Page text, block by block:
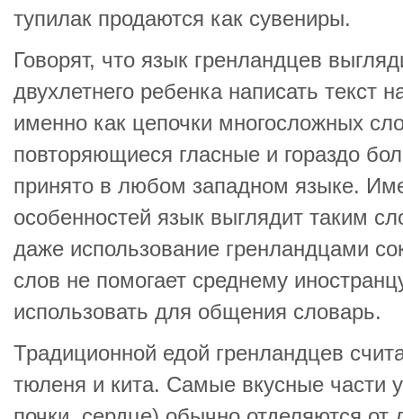
тупилак продаются как сувениры.
Говорят, что язык гренландцев
двухлетнего ребенка написать
именно как цепочки многосложных
повторяющиеся гласные и гораздо
принято в любом западном языке.
особенностей язык выглядит таким
даже использование гренландцами
слов не помогает среднему
использовать для общения словарь.
Традиционной едой гренландцев
тюленя и кита. Самые вкусные части